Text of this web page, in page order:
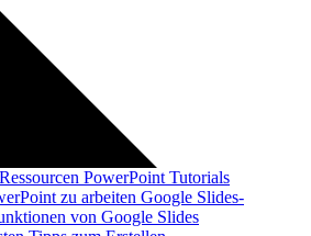
PowerPoint Tutorials
zu arbeiten Google Slides-
von Google Slides